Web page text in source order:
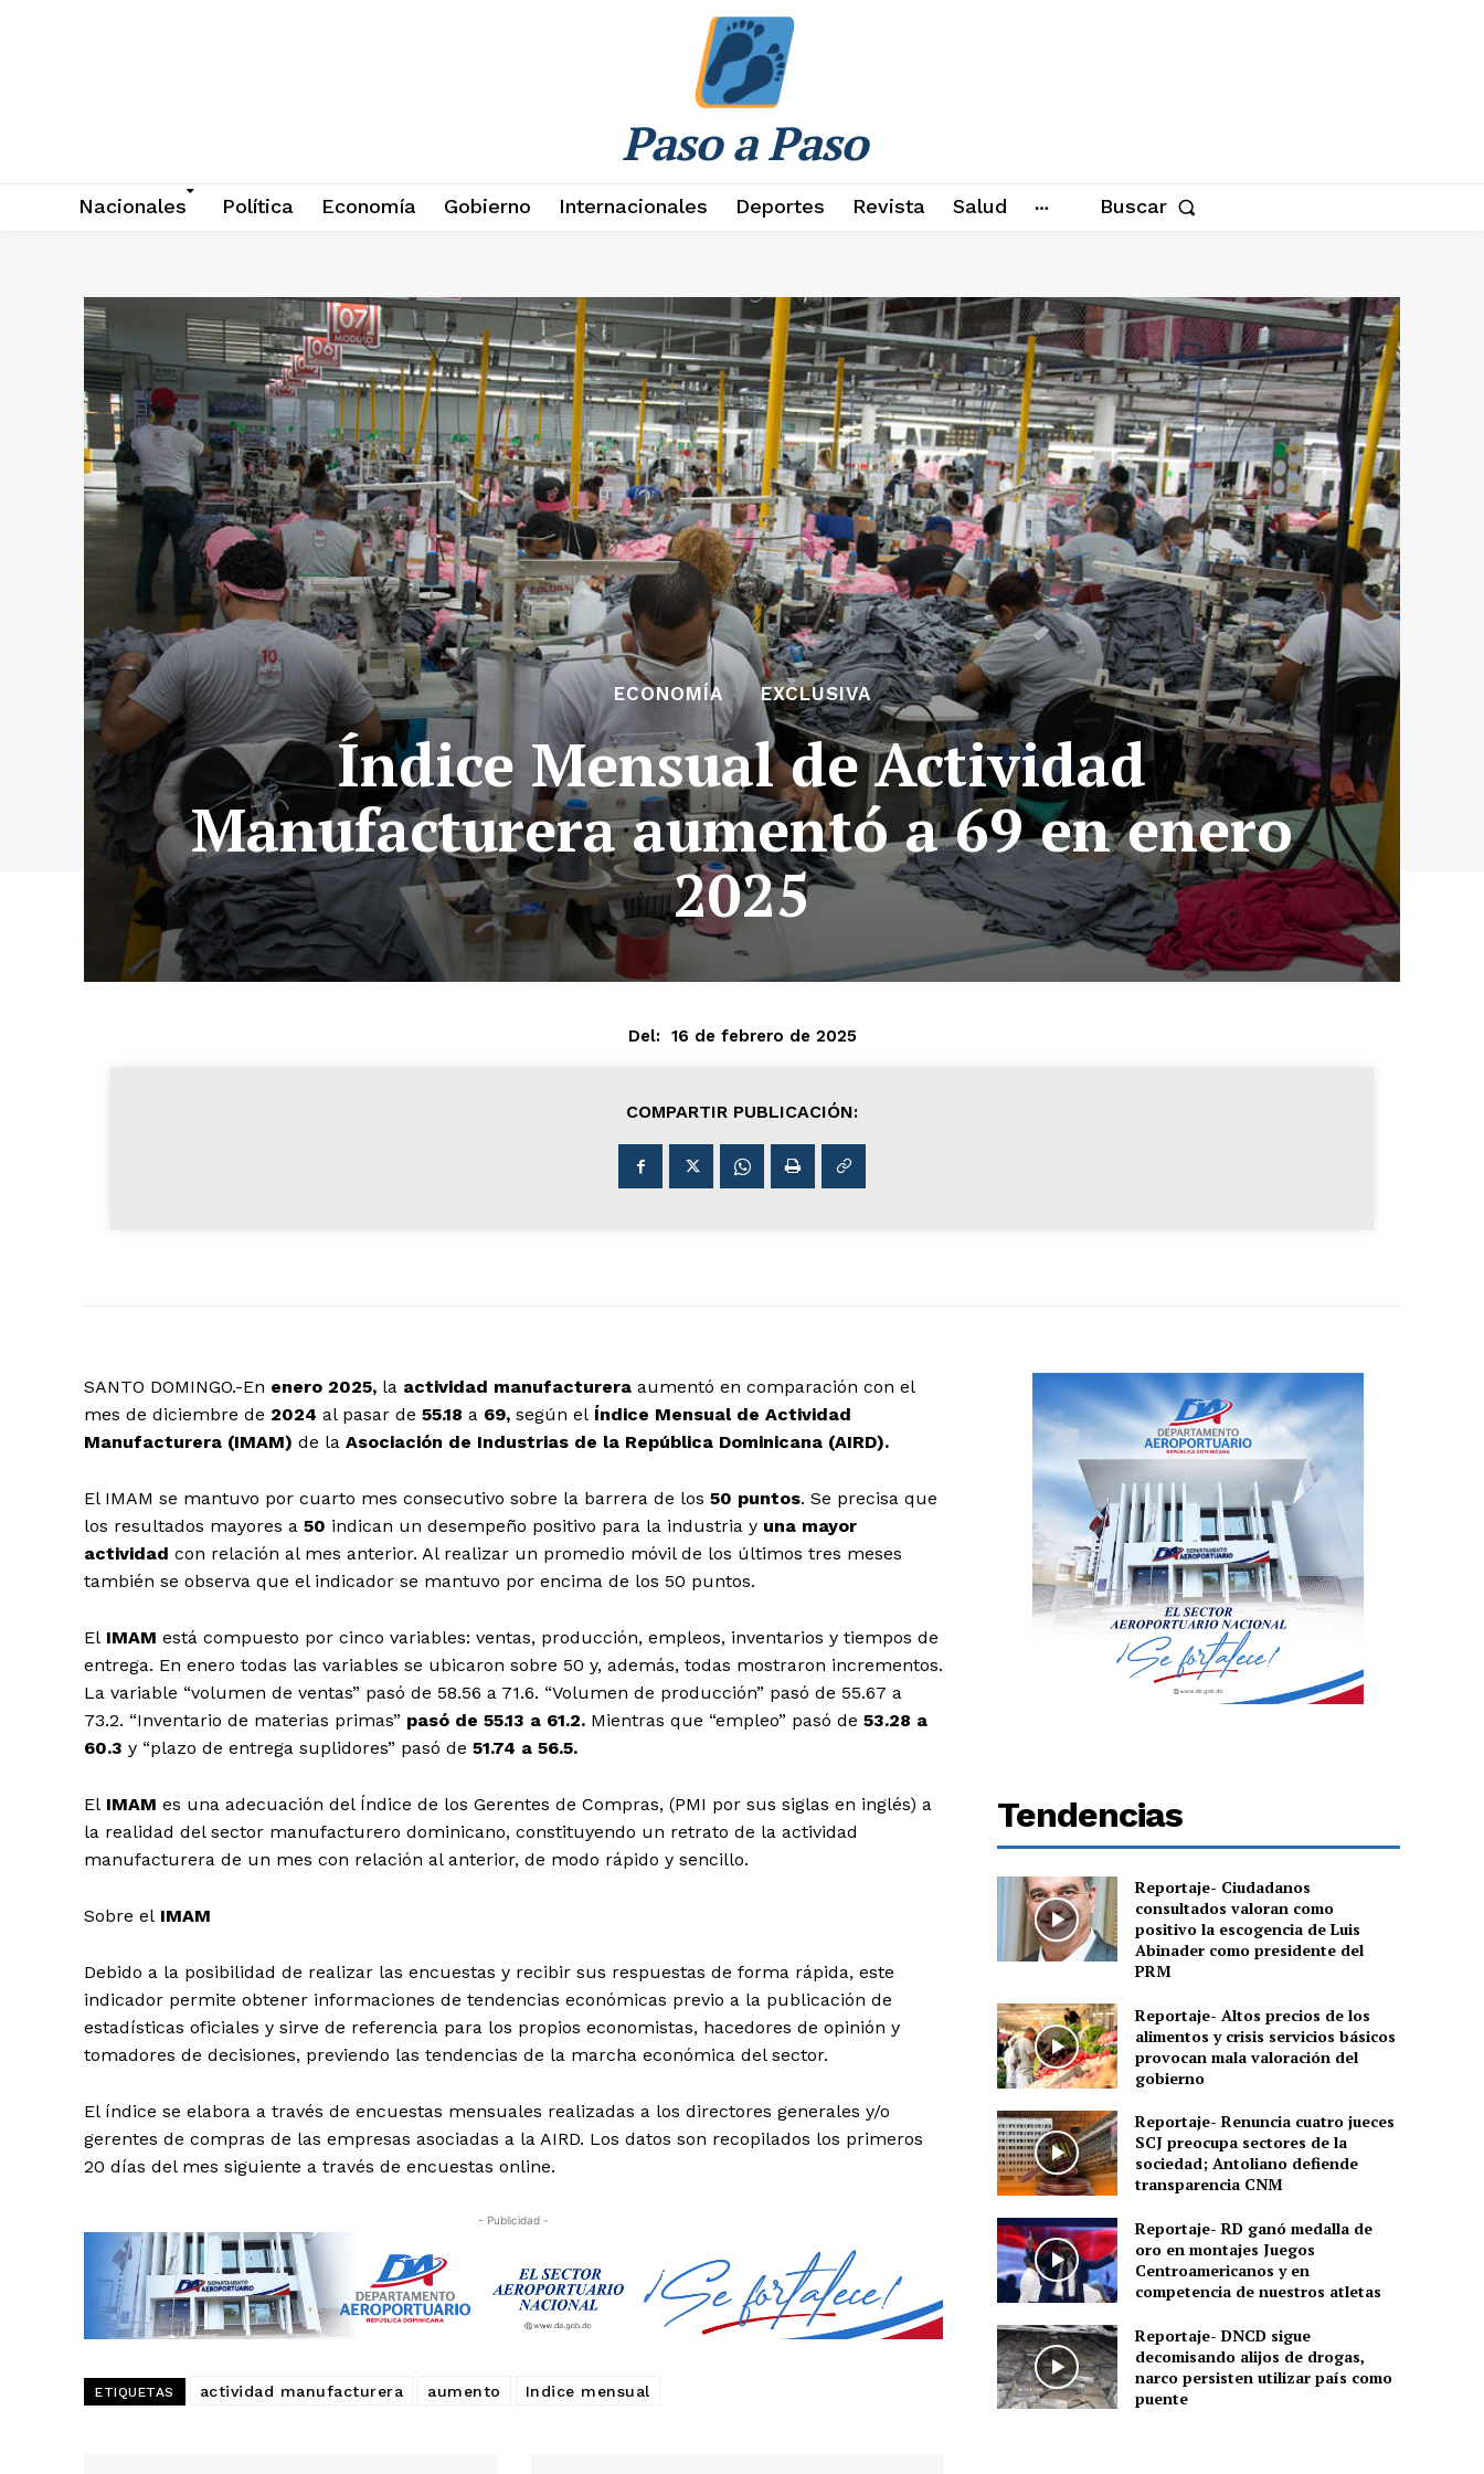
Paso a Paso
Nacionales Política Economía Gobierno Internacionales Deportes Revista Salud Buscar
ECONOMÍA EXCLUSIVA
Índice Mensual de Actividad
Manufacturera aumentó a 69 en enero
2025
Del: 16 de febrero de 2025
COMPARTIR PUBLICACIÓN:
SANTO DOMINGO.-En enero 2025, la actividad manufacturera aumentó en comparación con el
mes de diciembre de 2024 al pasar de 55.18 a 69, según el Índice Mensual de Actividad
Manufacturera (IMAM) de la Asociación de Industrias de la República Dominicana (AIRD).
El IMAM se mantuvo por cuarto mes consecutivo sobre la barrera de los 50 puntos. Se precisa que
los resultados mayores a 50 indican un desempeño positivo para la industria y una mayor
actividad con relación al mes anterior. Al realizar un promedio móvil de los últimos tres meses
también se observa que el indicador se mantuvo por encima de los 50 puntos.
El IMAM está compuesto por cinco variables: ventas, producción, empleos, inventarios y tiempos de
entrega. En enero todas las variables se ubicaron sobre 50 y, además, todas mostraron incrementos.
La variable “volumen de ventas” pasó de 58.56 a 71.6. “Volumen de producción” pasó de 55.67 a
73.2. “Inventario de materias primas” pasó de 55.13 a 61.2. Mientras que “empleo” pasó de 53.28 a
60.3 y “plazo de entrega suplidores” pasó de 51.74 a 56.5.
El IMAM es una adecuación del Índice de los Gerentes de Compras, (PMI por sus siglas en inglés) a
la realidad del sector manufacturero dominicano, constituyendo un retrato de la actividad
manufacturera de un mes con relación al anterior, de modo rápido y sencillo.
Sobre el IMAM
Debido a la posibilidad de realizar las encuestas y recibir sus respuestas de forma rápida, este
indicador permite obtener informaciones de tendencias económicas previo a la publicación de
estadísticas oficiales y sirve de referencia para los propios economistas, hacedores de opinión y
tomadores de decisiones, previendo las tendencias de la marcha económica del sector.
El índice se elabora a través de encuestas mensuales realizadas a los directores generales y/o
gerentes de compras de las empresas asociadas a la AIRD. Los datos son recopilados los primeros
20 días del mes siguiente a través de encuestas online.
- Publicidad -
ETIQUETAS actividad manufacturera aumento Indice mensual
Tendencias
Reportaje- Ciudadanos
consultados valoran como
positivo la escogencia de Luis
Abinader como presidente del
PRM
Reportaje- Altos precios de los
alimentos y crisis servicios básicos
provocan mala valoración del
gobierno
Reportaje- Renuncia cuatro jueces
SCJ preocupa sectores de la
sociedad; Antoliano defiende
transparencia CNM
Reportaje- RD ganó medalla de
oro en montajes Juegos
Centroamericanos y en
competencia de nuestros atletas
Reportaje- DNCD sigue
decomisando alijos de drogas,
narco persisten utilizar país como
puente